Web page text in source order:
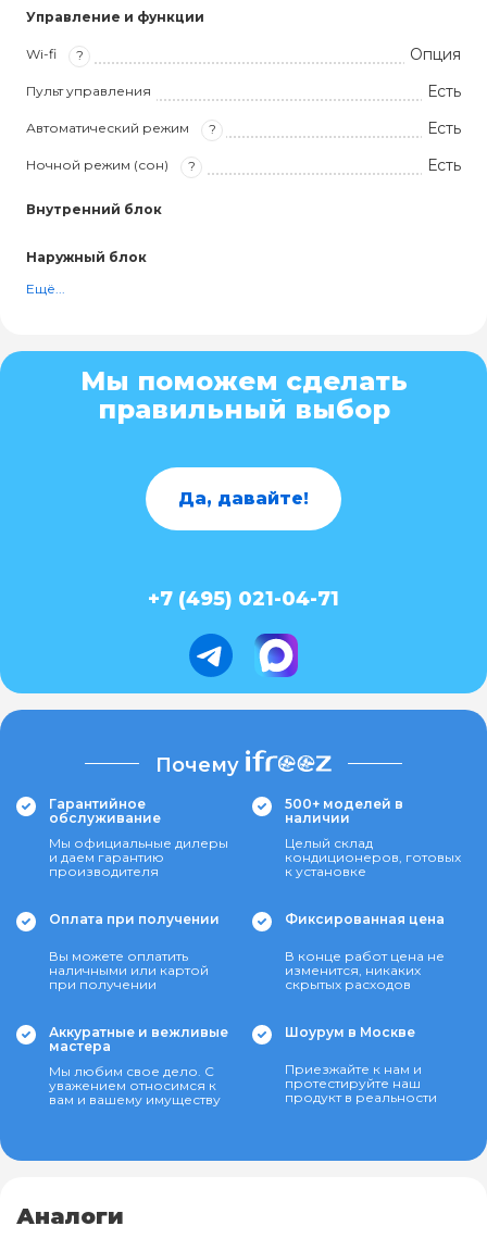
Управление и функции
Wi-fi ? Опция
Пульт управления Есть
Автоматический режим ? Есть
Ночной режим (сон) ? Есть
Внутренний блок
Наружный блок
Ещё...
Мы поможем сделать
правильный выбор
Да, давайте!
+7 (495) 021-04-71
Почему
Гарантийное
обслуживание
Мы официальные дилеры
и даем гарантию
производителя
500+ моделей в
наличии
Целый склад
кондиционеров, готовых
к установке
Оплата при получении
Вы можете оплатить
наличными или картой
при получении
Фиксированная цена
В конце работ цена не
изменится, никаких
скрытых расходов
Аккуратные и вежливые
мастера
Мы любим свое дело. С
уважением относимся к
вам и вашему имуществу
Шоурум в Москве
Приезжайте к нам и
протестируйте наш
продукт в реальности
Аналоги